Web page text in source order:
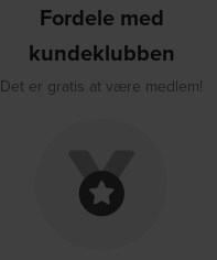
Fordele med
kundeklubben
Det er gratis at være medlem!